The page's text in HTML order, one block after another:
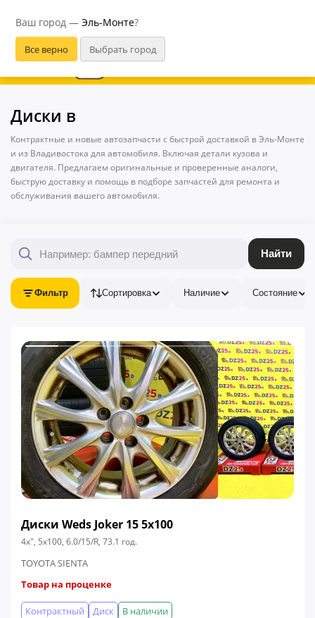
Ваш город — Эль-Монте?
В приложении удобнее
Диски в
Контрактные и новые автозапчасти с быстрой доставкой в Эль-Монте
и из Владивостока для автомобиля. Включая детали кузова и
двигателя. Предлагаем оригинальные и проверенные аналоги,
быструю доставку и помощь в подборе запчастей для ремонта и
обслуживания вашего автомобиля.
Найти
Фильтр Сортировка Наличие Состояние
Диски Weds Joker 15 5x100
4x", 5x100, 6.0/15/R, 73.1 год.
TOYOTA SIENTA
Товар на проценке
В наличии
Диск
Контрактный